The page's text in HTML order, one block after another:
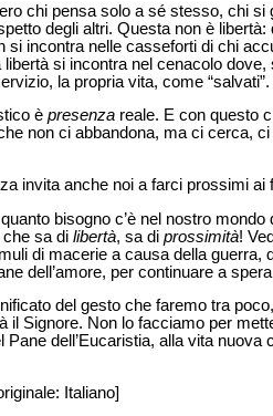
chi pensa solo a sé stesso, chi
degli altri. Questa non è
si incontra nelle casseforti di chi
libertà si incontra nel cenacolo
la propria vita, come “salvati”.
è presenza reale. E con questo
non ci abbandona, ma ci cerca,
invita anche noi a farci prossimi ai
bisogno c’è nel nostro
che sa di libertà, sa di prossimità!
di macerie a causa della guerra,
dell’amore, per continuare a
del gesto che faremo tra
il Signore. Non lo facciamo per
Pane dell’Eucaristia, alla vita
Italiano]